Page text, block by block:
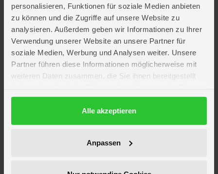
personalisieren, Funktionen für soziale Medien anbieten
zu können und die Zugriffe auf unsere Website zu
analysieren. Außerdem geben wir Informationen zu Ihrer
Verwendung unserer Website an unsere Partner für
soziale Medien, Werbung und Analysen weiter. Unsere
Partner führen diese Informationen möglicherweise mit
weiteren Daten zusammen, die Sie ihnen bereitgestellt
gesammelt haben.
DatenschutzerklärungAlle akzeptieren
Anpassen
erlernen.
Ein Würfel, ein Zug, ein Freudenschrei – so fühlt sich ein richtig guter
Spieleabend an. Und mit unserenFamilienspielenlandet der Spaß direkt
auf deinem Tisch.
Lieferumfang
ca. 10 min
Höhe ca. 5,5 cm